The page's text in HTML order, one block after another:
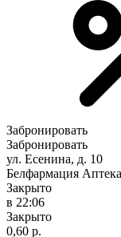
Забронировать
Забронировать
ул. Есенина, д. 10
Белфармация
Закрыто
в 22:06
Закрыто
0,60 р.